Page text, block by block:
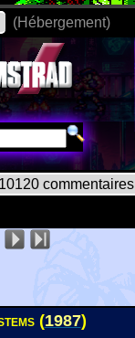
(Hébergement)
10120 commentaires
(1987)